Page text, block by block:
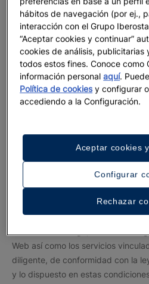
serán publicadas en el Sitio Web
pueda conocerlas antes de
utilización del Sitio Web una vez
generales significará la
condiciones generales así
Por el uso del Sitio Web, el
dieciocho años. Para hacer uso
edad deben obtener previamente
tutores o representantes legales,
responsables de todos los actos
Web así como los servicios
diligente, de conformidad con la
y lo dispuesto en estas
hábitos de navegación (por ej.,
interacción con el Grupo
“Aceptar cookies y continuar”
cookies de análisis, publicitarias
todos estos fines. Conoce como
información personalaquí.
Política de cookiesy configurar
accediendo a la Configuración.
Configurar
Rechazar
Aceptar cookies